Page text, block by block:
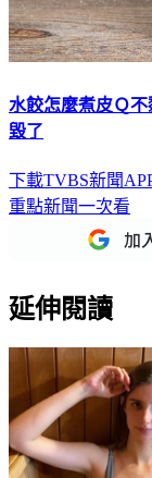
水餃怎麼煮皮Ｑ
毀了
下載TVBS新聞
重點新聞一次看
延伸閱讀